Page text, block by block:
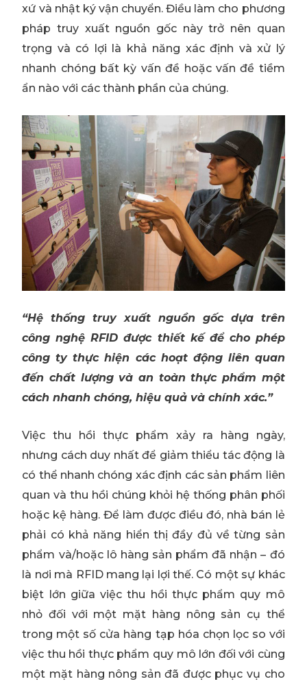
xứ và nhật ký vận chuyển. Điều làm cho phương
pháp truy xuất nguồn gốc này trở nên quan
trọng và có lợi là khả năng xác định và xử lý
nhanh chóng bất kỳ vấn đề hoặc vấn đề tiềm
ẩn nào với các thành phần của chúng.
“Hệ thống truy xuất nguồn gốc dựa trên
công nghệ RFID được thiết kế để cho phép
công ty thực hiện các hoạt động liên quan
đến chất lượng và an toàn thực phẩm một
cách nhanh chóng, hiệu quả và chính xác.”
Việc thu hồi thực phẩm xảy ra hàng ngày,
nhưng cách duy nhất để giảm thiểu tác động là
có thể nhanh chóng xác định các sản phẩm liên
quan và thu hồi chúng khỏi hệ thống phân phối
hoặc kệ hàng. Để làm được điều đó, nhà bán lẻ
phải có khả năng hiển thị đầy đủ về từng sản
phẩm và/hoặc lô hàng sản phẩm đã nhận – đó
là nơi mà RFID mang lại lợi thế. Có một sự khác
biệt lớn giữa việc thu hồi thực phẩm quy mô
nhỏ đối với một mặt hàng nông sản cụ thể
trong một số cửa hàng tạp hóa chọn lọc so với
việc thu hồi thực phẩm quy mô lớn đối với cùng
một mặt hàng nông sản đã được phục vụ cho